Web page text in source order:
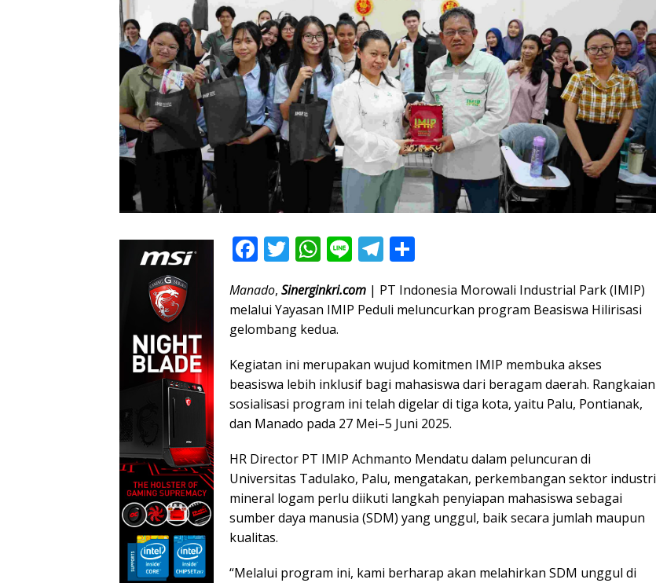
F
e
b
o
k
T
itt
er
W
at
s
p
p
Li
e
T
e
gr
m
ar
e
Manado, Sinerginkri.com | PT Indonesia Morowali Industrial Park (IMIP)
melalui Yayasan IMIP Peduli meluncurkan program Beasiswa Hilirisasi
gelombang kedua.
Kegiatan ini merupakan wujud komitmen IMIP membuka akses
beasiswa lebih inklusif bagi mahasiswa dari beragam daerah. Rangkaian
sosialisasi program ini telah digelar di tiga kota, yaitu Palu, Pontianak,
dan Manado pada 27 Mei–5 Juni 2025.
HR Director PT IMIP Achmanto Mendatu dalam peluncuran di
Universitas Tadulako, Palu, mengatakan, perkembangan sektor industri
mineral logam perlu diikuti langkah penyiapan mahasiswa sebagai
sumber daya manusia (SDM) yang unggul, baik secara jumlah maupun
kualitas.
“Melalui program ini, kami berharap akan melahirkan SDM unggul di